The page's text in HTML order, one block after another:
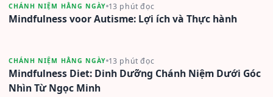
CHÁNH NIỆM HẰNG NGÀY 13 phút đọc
Mindfulness voor Autisme: Lợi ích và Thực hành
CHÁNH NIỆM HẰNG NGÀY 13 phút đọc
Mindfulness Diet: Dinh Dưỡng Chánh Niệm Dưới Góc
Nhìn Từ Ngọc Minh